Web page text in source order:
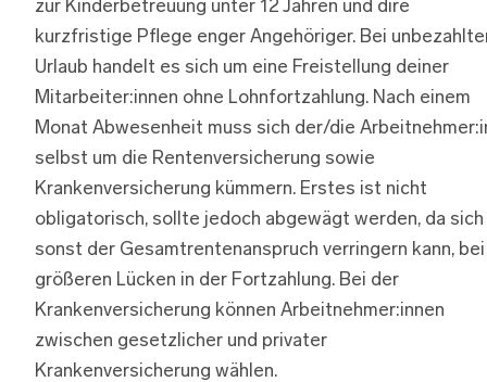
zur Kinderbetreuung unter 12 Jahren und dire
kurzfristige Pflege enger Angehöriger. Bei
Urlaub handelt es sich um eine Freistellung deiner
Mitarbeiter:innen ohne Lohnfortzahlung. Nach einem
Monat Abwesenheit muss sich der/die
selbst um die Rentenversicherung sowie
Krankenversicherung kümmern. Erstes ist nicht
obligatorisch, sollte jedoch abgewägt werden, da sich
sonst der Gesamtrentenanspruch verringern kann, bei
größeren Lücken in der Fortzahlung. Bei der
Krankenversicherung können Arbeitnehmer:innen
zwischen gesetzlicher und privater
Krankenversicherung wählen.